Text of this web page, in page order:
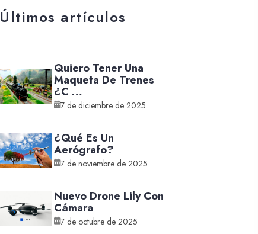
Últimos artículos
Quiero Tener Una
Maqueta De Trenes
¿C …
7 de diciembre de 2025
¿Qué Es Un
Aerógrafo?
7 de noviembre de 2025
Nuevo Drone Lily Con
Cámara
7 de octubre de 2025